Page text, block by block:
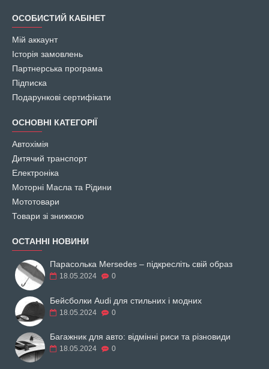
ОСОБИСТИЙ КАБІНЕТ
Мій аккаунт
Історія замовлень
Партнерська програма
Підписка
Подарункові сертифікати
ОСНОВНІ КАТЕГОРІЇ
Автохімія
Дитячий транспорт
Електроніка
Моторні Масла та Рідини
Мототовари
Товари зі знижкою
ОСТАННІ НОВИНИ
Парасолька Mersedes – підкресліть свій образ
18.05.2024 0
Бейсболки Audi для стильних і модних
18.05.2024 0
Багажник для авто: відмінні риси та різновиди
18.05.2024 0